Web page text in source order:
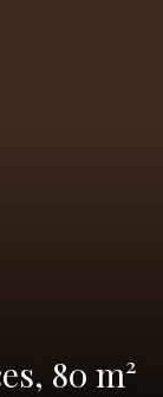
80 m²